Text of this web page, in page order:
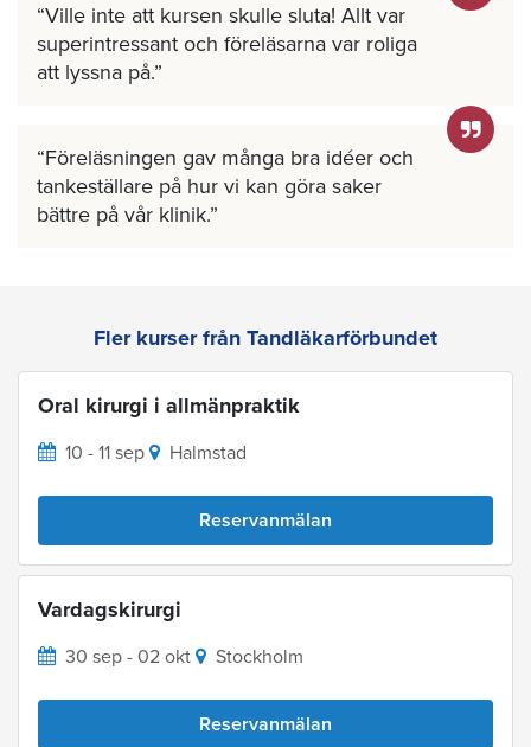
Ville inte att kursen skulle sluta! Allt var
superintressant och föreläsarna var roliga
att lyssna på.
Föreläsningen gav många bra idéer och
tankeställare på hur vi kan göra saker
bättre på vår klinik.
Fler kurser från Tandläkarförbundet
Oral kirurgi i allmänpraktik
10 - 11 sep Halmstad
Reservanmälan
Vardagskirurgi
30 sep - 02 okt Stockholm
Reservanmälan